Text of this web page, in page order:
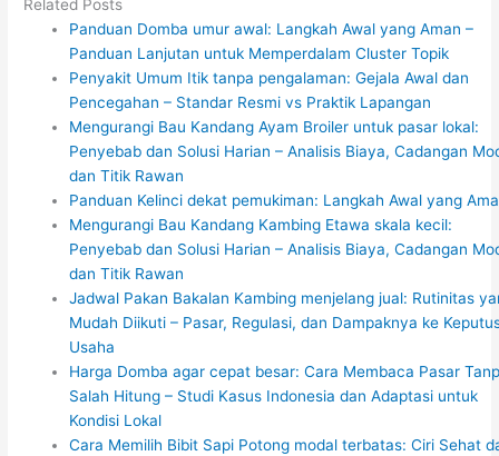
Related Posts
Panduan Domba umur awal: Langkah Awal yang Aman –
Panduan Lanjutan untuk Memperdalam Cluster Topik
Penyakit Umum Itik tanpa pengalaman: Gejala Awal dan
Pencegahan – Standar Resmi vs Praktik Lapangan
Mengurangi Bau Kandang Ayam Broiler untuk pasar lokal:
Penyebab dan Solusi Harian – Analisis Biaya, Cadangan
dan Titik Rawan
Panduan Kelinci dekat pemukiman: Langkah Awal yang
Mengurangi Bau Kandang Kambing Etawa skala kecil:
Penyebab dan Solusi Harian – Analisis Biaya, Cadangan
dan Titik Rawan
Jadwal Pakan Bakalan Kambing menjelang jual: Rutinitas
Mudah Diikuti – Pasar, Regulasi, dan Dampaknya ke
Usaha
Harga Domba agar cepat besar: Cara Membaca Pasar
Salah Hitung – Studi Kasus Indonesia dan Adaptasi untuk
Kondisi Lokal
Cara Memilih Bibit Sapi Potong modal terbatas: Ciri Sehat